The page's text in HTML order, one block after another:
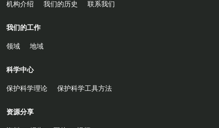
机构介绍 我们的历史 联系我们
我们的工作
领域 地域
科学中心
保护科学理论 保护科学工具方法
资源分享